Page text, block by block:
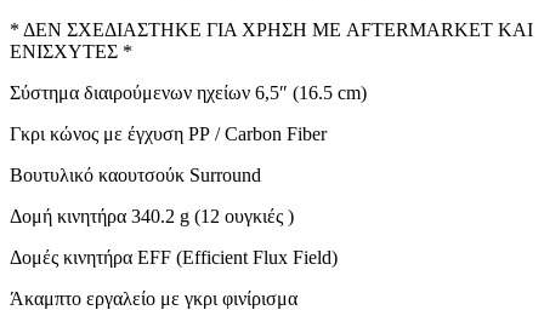
* ΔΕΝ ΣΧΕΔΙΑΣΤΗΚΕ ΓΙΑ ΧΡΗΣΗ ΜΕ AFTERMARKET ΚΑΙ
ΕΝΙΣΧYΤΕΣ *
Σύστημα διαιρούμενων ηχείων 6,5″ (16.5 cm)
Γκρι κώνος με έγχυση PP / Carbon Fiber
Βουτυλικό καουτσούκ Surround
Δομή κινητήρα 340.2 g (12 ουγκιές )
Δομές κινητήρα EFF (Efficient Flux Field)
Άκαμπτο εργαλείο με γκρι φινίρισμα